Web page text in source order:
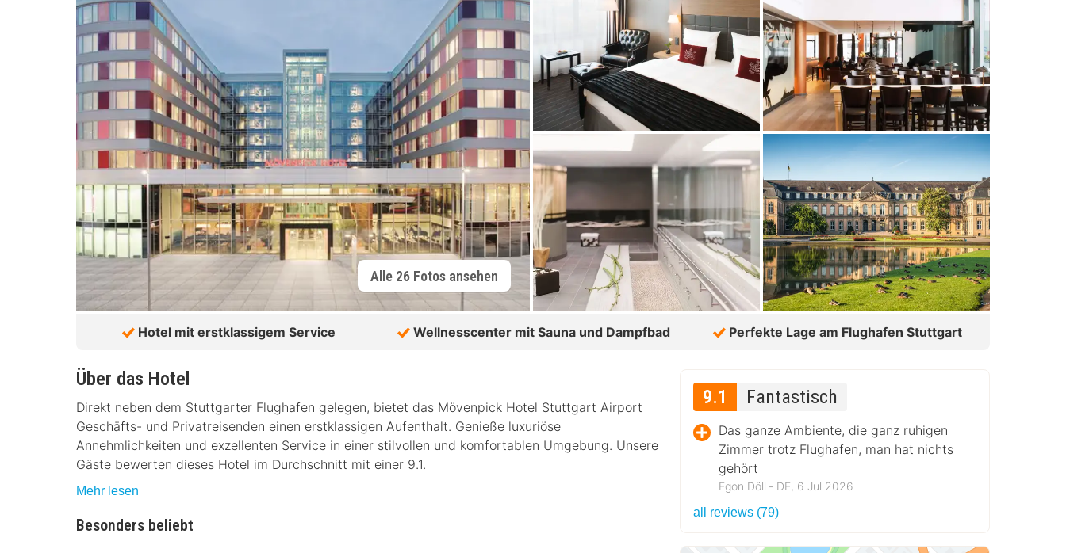
Alle 26 Fotos ansehen
Hotel mit erstklassigem Service Wellnesscenter mit Sauna und Dampfbad Perfekte Lage am Flughafen Stuttgart
Über das Hotel
Direkt neben dem Stuttgarter Flughafen gelegen, bietet das Mövenpick Hotel Stuttgart Airport
Geschäfts- und Privatreisenden einen erstklassigen Aufenthalt. Genieße luxuriöse
Annehmlichkeiten und exzellenten Service in einer stilvollen und komfortablen Umgebung. Unsere
Gäste bewerten dieses Hotel im Durchschnitt mit einer 9.1.
Mehr lesen
Besonders beliebt
9.1 Fantastisch
Das ganze Ambiente, die ganz ruhigen
Zimmer trotz Flughafen, man hat nichts
gehört
Egon Döll ‐ DE, 6 Jul 2026
all reviews (79)